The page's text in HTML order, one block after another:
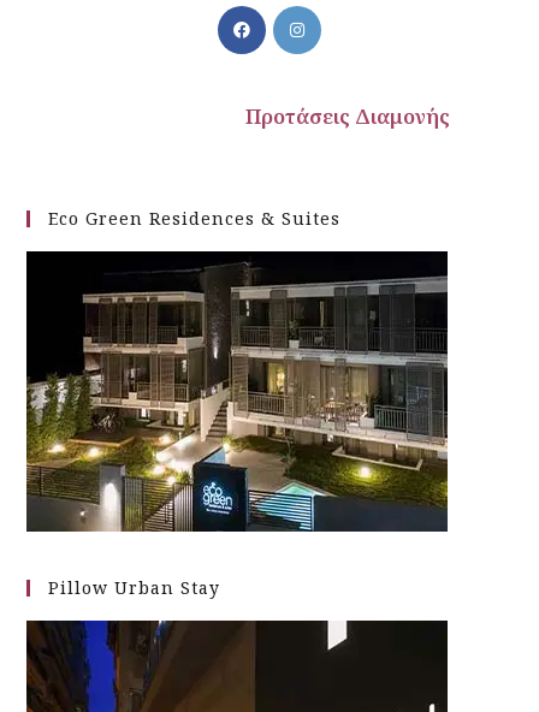
Eco Green Residences & Suites
Pillow Urban Stay